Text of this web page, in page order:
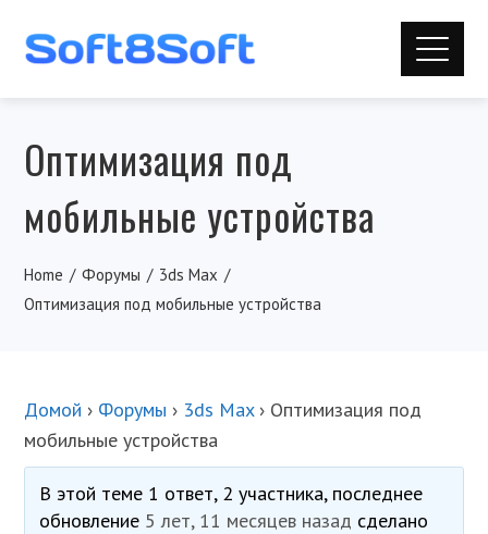
Оптимизация под
мобильные устройства
Home Форумы
3ds Max
Оптимизация под мобильные устройства
Домой › Форумы › 3ds Max › Оптимизация под
мобильные устройства
В этой теме 1 ответ, 2 участника, последнее
обновление 5 лет, 11 месяцев назад сделано